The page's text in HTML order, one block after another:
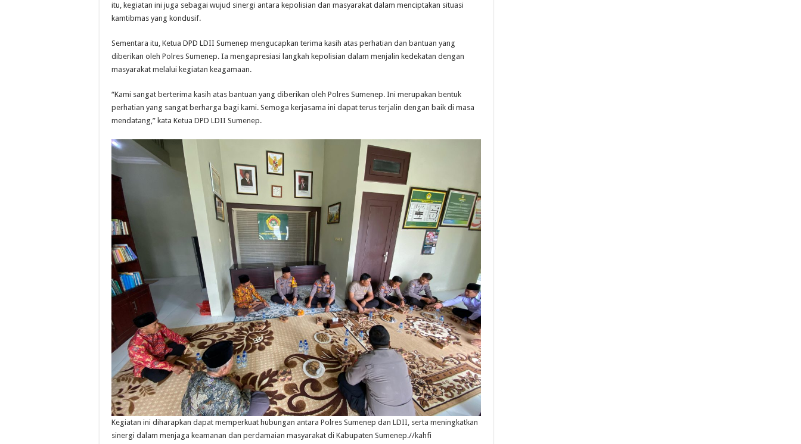
itu, kegiatan ini juga sebagai wujud sinergi antara kepolisian dan masyarakat dalam menciptakan situasi
kamtibmas yang kondusif.
Sementara itu, Ketua DPD LDII Sumenep mengucapkan terima kasih atas perhatian dan bantuan yang
diberikan oleh Polres Sumenep. Ia mengapresiasi langkah kepolisian dalam menjalin kedekatan dengan
masyarakat melalui kegiatan keagamaan.
“Kami sangat berterima kasih atas bantuan yang diberikan oleh Polres Sumenep. Ini merupakan bentuk
perhatian yang sangat berharga bagi kami. Semoga kerjasama ini dapat terus terjalin dengan baik di masa
mendatang,” kata Ketua DPD LDII Sumenep.
Kegiatan ini diharapkan dapat memperkuat hubungan antara Polres Sumenep dan LDII, serta meningkatkan
sinergi dalam menjaga keamanan dan perdamaian masyarakat di Kabupaten Sumenep.//kahfi